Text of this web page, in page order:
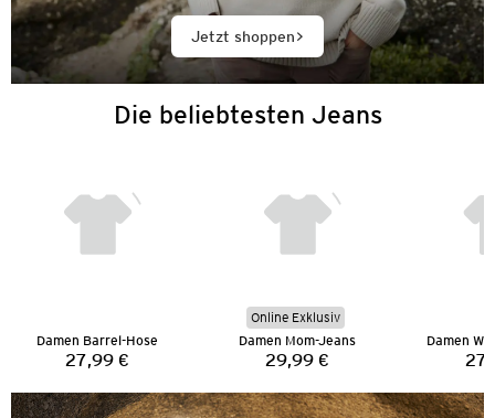
Jetzt shoppen
Die beliebtesten Jeans
Damen Barrel-Hose
Preis:
27,99 €
Online Exklusiv
Damen Mom-Jeans
Preis:
29,99 €
Damen